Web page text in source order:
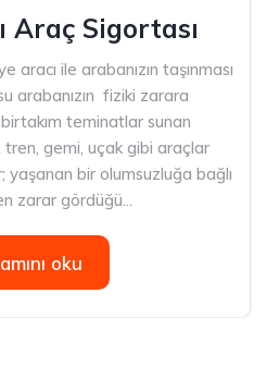
Araç Sigortası
aracı ile arabanızın taşınması
arabanızın fiziki zarara
birtakım teminatlar sunan
tren, gemi, uçak gibi araçlar
yaşanan bir olumsuzluğa bağlı
zarar gördüğü...
oku